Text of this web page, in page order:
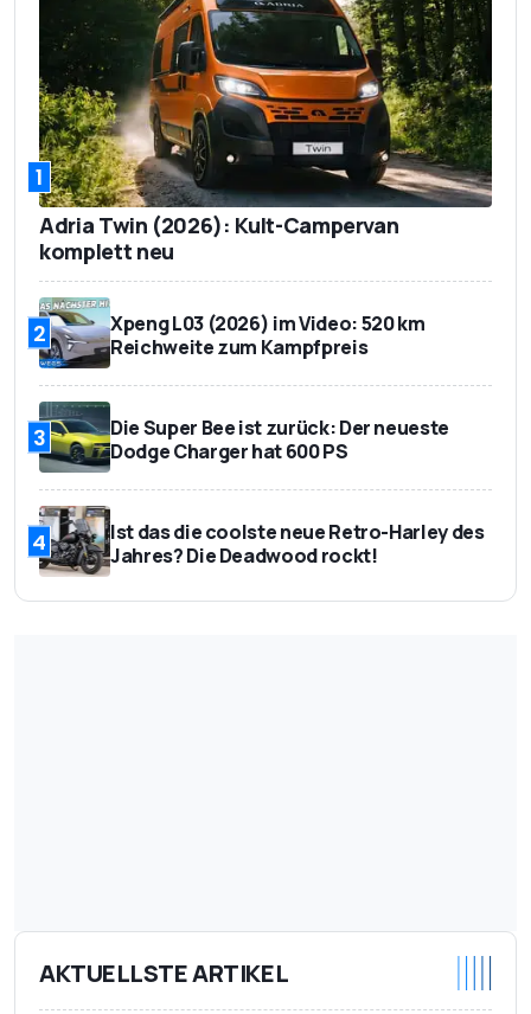
1
Adria Twin (2026): Kult-Campervan
komplett neu
2
Xpeng L03 (2026) im Video: 520 km
Reichweite zum Kampfpreis
3
Die Super Bee ist zurück: Der neueste
Dodge Charger hat 600 PS
4
Ist das die coolste neue Retro-Harley des
Jahres? Die Deadwood rockt!
AKTUELLSTE ARTIKEL